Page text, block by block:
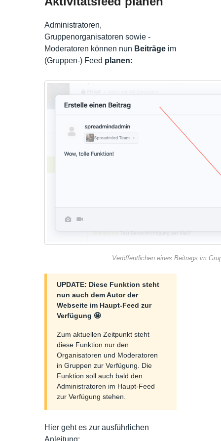
Administratoren,
Gruppenorganisatoren sowie -
Moderatoren können nun Beiträge im
(Gruppen-) Feed planen:
Veröffentlichen eines Beitrags im
UPDATE: Diese Funktion steht
nun auch dem Autor der
Webseite im Haupt-Feed zur
Verfügung 🤩
Zum aktuellen Zeitpunkt steht
diese Funktion nur den
Organisatoren und Moderatoren
in Gruppen zur Verfügung. Die
Funktion soll auch bald den
Administratoren im Haupt-Feed
zur Verfügung stehen.
Hier geht es zur ausführlichen